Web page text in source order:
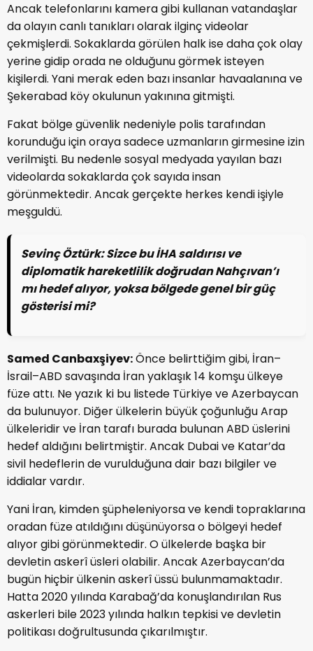
Ancak telefonlarını kamera gibi kullanan vatandaşlar
da olayın canlı tanıkları olarak ilginç videolar
çekmişlerdi. Sokaklarda görülen halk ise daha çok olay
yerine gidip orada ne olduğunu görmek isteyen
kişilerdi. Yani merak eden bazı insanlar havaalanına ve
Şekerabad köy okulunun yakınına gitmişti.
Fakat bölge güvenlik nedeniyle polis tarafından
korunduğu için oraya sadece uzmanların girmesine izin
verilmişti. Bu nedenle sosyal medyada yayılan bazı
videolarda sokaklarda çok sayıda insan
görünmektedir. Ancak gerçekte herkes kendi işiyle
meşguldü.
Sevinç Öztürk:Sizce bu İHA saldırısı ve
diplomatik hareketlilik doğrudan Nahçıvan’ı
mı hedef alıyor, yoksa bölgede genel bir güç
gösterisi mi?
Samed Canbaxşiyev:Önce belirttiğim gibi, İran–
İsrail–ABD savaşında İran yaklaşık 14 komşu ülkeye
füze attı. Ne yazık ki bu listede Türkiye ve Azerbaycan
da bulunuyor. Diğer ülkelerin büyük çoğunluğu Arap
ülkeleridir ve İran tarafı burada bulunan ABD üslerini
hedef aldığını belirtmiştir. Ancak Dubai ve Katar’da
sivil hedeflerin de vurulduğuna dair bazı bilgiler ve
iddialar vardır.
Yani İran, kimden şüpheleniyorsa ve kendi topraklarına
oradan füze atıldığını düşünüyorsa o bölgeyi hedef
alıyor gibi görünmektedir. O ülkelerde başka bir
devletin askerî üsleri olabilir. Ancak Azerbaycan’da
bugün hiçbir ülkenin askerî üssü bulunmamaktadır.
Hatta 2020 yılında Karabağ’da konuşlandırılan Rus
askerleri bile 2023 yılında halkın tepkisi ve devletin
politikası doğrultusunda çıkarılmıştır.